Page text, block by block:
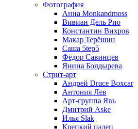
Фотография
Анна Monkandmoss
Вивиан Дель Рио
Константин Вихров
Макар Терёшин
Саша 5tep5
Фёдор Савинцев
Янина Болдырева
Стрит-арт
Андрей Druce Boxcar
Антония Лев
Арт-группа Явь
Дмитрий Aske
Илья Slak
Крепкий палец